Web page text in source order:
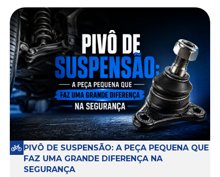
PIVÔ DE SUSPENSÃO: A PEÇA PEQUENA QUE
FAZ UMA GRANDE DIFERENÇA NA
SEGURANÇA